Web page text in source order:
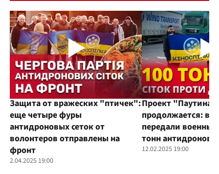
Защита от вражеских "птичек":
еще четыре фуры
антидроновых сеток от
волонтеров отправлены на
фронт
2.04.2025 19:00
Проект "Паутина"
продолжается:
передали
тонн
12.02.2025 19:00